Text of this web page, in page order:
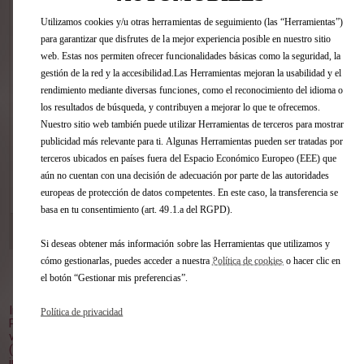
su vehículo en pocos clics sin importar
la marca.
VER ESTE COCHE
Imagen no contractual.
Plazo de entrega orientativo, a partir del pedido en el punto de
venta.
(1) PVP Recomendado (impuestos, transporte y oferta
Utilizamos cookies y/u otras herramientas de seguimiento (las “Herramientas”)
para garantizar que disfrutes de la mejor experiencia posible en nuestro sitio
web. Estas nos permiten ofrecer funcionalidades básicas como la seguridad, la
gestión de la red y la accesibilidad.Las Herramientas mejoran la usabilidad y el
rendimiento mediante diversas funciones, como el reconocimiento del idioma o
los resultados de búsqueda, y contribuyen a mejorar lo que te ofrecemos.
Nuestro sitio web también puede utilizar Herramientas de terceros para mostrar
publicidad más relevante para ti. Algunas Herramientas pueden ser tratadas por
terceros ubicados en países fuera del Espacio Económico Europeo (EEE) que
aún no cuentan con una decisión de adecuación por parte de las autoridades
europeas de protección de datos competentes. En este caso, la transferencia se
basa en tu consentimiento (art. 49.1.a del RGPD).
Si deseas obtener más información sobre las Herramientas que utilizamos y
cómo gestionarlas, puedes acceder a nuestra Política de cookieso hacer clic en
el botón “Gestionar mis preferencias”.
Política de privacidad